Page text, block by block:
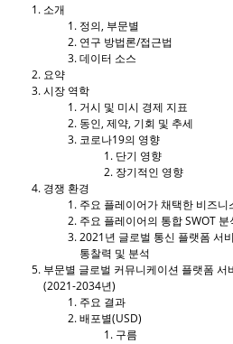
소개
정의, 부문별
연구 방법론/접근법
데이터 소스
요약
시장 역학
거시 및 미시 경제 지표
동인, 제약, 기회 및 추세
코로나19의 영향
단기 영향
장기적인 영향
경쟁 환경
주요 플레이어가 채택한 비즈니
주요 플레이어의 통합 SWOT 분
2021년 글로벌 통신 플랫폼 서
통찰력 및 분석
부문별 글로벌 커뮤니케이션 플랫폼 서
(2021-2034년)
주요 결과
배포별(USD)
구름